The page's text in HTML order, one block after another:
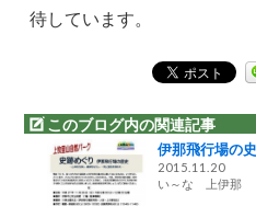
待しています。
このブログ内の関連記事
伊那飛行場の
2015.11.20
い～な 上伊那